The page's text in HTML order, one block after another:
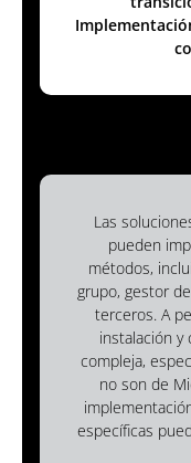
Las
pueden
métodos,
grupo, gestor
terceros. A
instalación y
compleja,
no son de
específicas